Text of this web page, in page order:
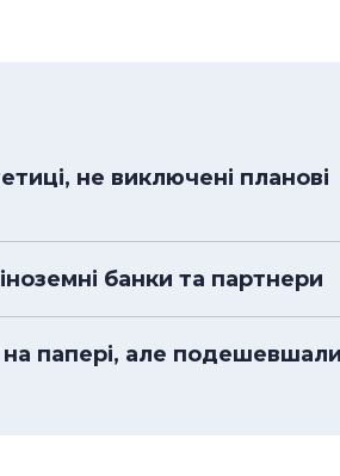
не виключені планові
банки та партнери
папері, але